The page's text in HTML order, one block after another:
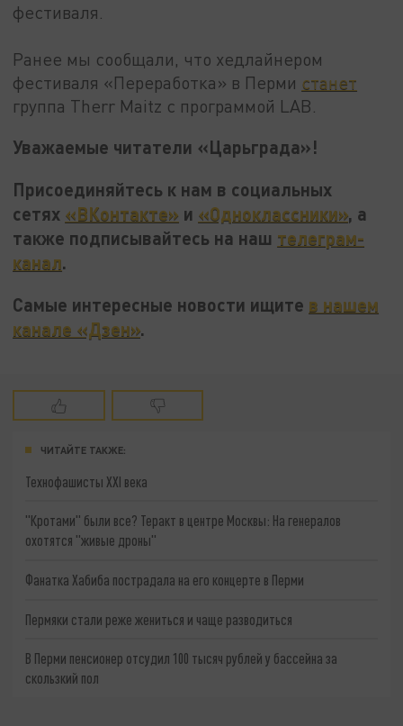
фестиваля.
Ранее мы сообщали, что хедлайнером
фестиваля «Переработка» в Перми станет
группа Therr Maitz с программой LAB.
Уважаемые читатели «Царьграда»!
Присоединяйтесь к нам в социальных
сетях «ВКонтакте» и «Одноклассники», а
также подписывайтесь на наш телеграм-
канал.
Самые интересные новости ищите в нашем
канале «Дзен».
ЧИТАЙТЕ ТАКЖЕ:
Технофашисты XXI века
"Кротами" были все? Теракт в центре Москвы: На генералов
охотятся "живые дроны"
Фанатка Хабиба пострадала на его концерте в Перми
Пермяки стали реже жениться и чаще разводиться
В Перми пенсионер отсудил 100 тысяч рублей у бассейна за
скользкий пол